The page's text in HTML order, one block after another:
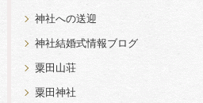
神社への送迎
神社結婚式情報ブログ
粟田山荘
粟田神社